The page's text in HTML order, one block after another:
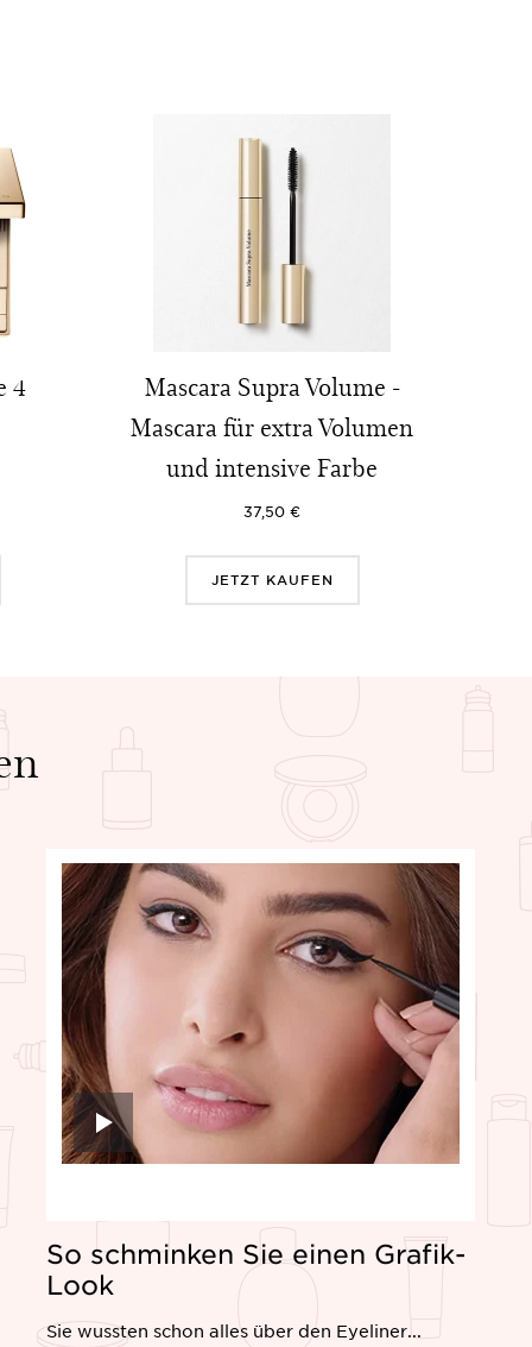
4
Mascara Supra Volume -
Mascara für extra Volumen
und intensive Farbe
37,50 €
JETZT KAUFEN
So schminken Sie einen Grafik-
Look
Sie wussten schon alles über den Eyeliner...